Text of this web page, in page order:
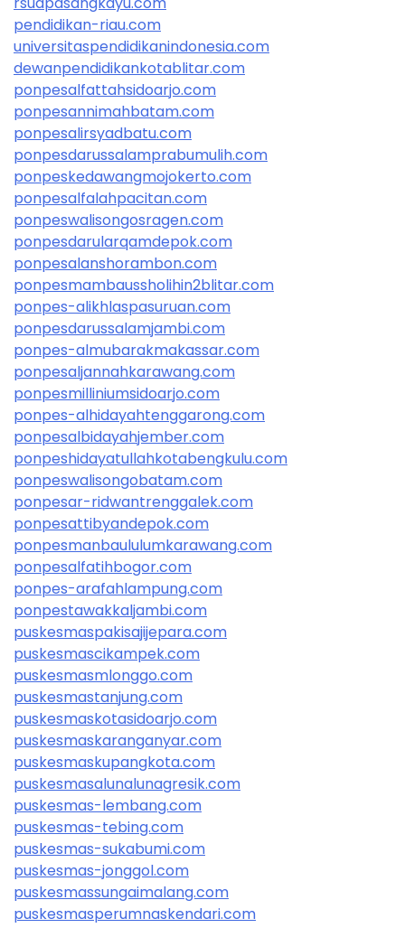
pendidikan-riau.com
universitaspendidikanindonesia.com
dewanpendidikankotablitar.com
ponpesalfattahsidoarjo.com
ponpesannimahbatam.com
ponpesalirsyadbatu.com
ponpesdarussalamprabumulih.com
ponpeskedawangmojokerto.com
ponpesalfalahpacitan.com
ponpeswalisongosragen.com
ponpesdarularqamdepok.com
ponpesalanshorambon.com
ponpesmambaussholihin2blitar.com
ponpes-alikhlaspasuruan.com
ponpesdarussalamjambi.com
ponpes-almubarakmakassar.com
ponpesaljannahkarawang.com
ponpesmilliniumsidoarjo.com
ponpes-alhidayahtenggarong.com
ponpesalbidayahjember.com
ponpeshidayatullahkotabengkulu.com
ponpeswalisongobatam.com
ponpesar-ridwantrenggalek.com
ponpesattibyandepok.com
ponpesmanbaululumkarawang.com
ponpesalfatihbogor.com
ponpes-arafahlampung.com
ponpestawakkaljambi.com
puskesmaspakisajijepara.com
puskesmascikampek.com
puskesmasmlonggo.com
puskesmastanjung.com
puskesmaskotasidoarjo.com
puskesmaskaranganyar.com
puskesmaskupangkota.com
puskesmasalunalunagresik.com
puskesmas-lembang.com
puskesmas-tebing.com
puskesmas-sukabumi.com
puskesmas-jonggol.com
puskesmassungaimalang.com
puskesmasperumnaskendari.com